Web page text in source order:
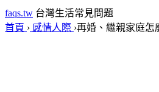
faqs.tw 台灣生活常見問題
首頁 › 感情人際 ›再婚、繼親家庭怎